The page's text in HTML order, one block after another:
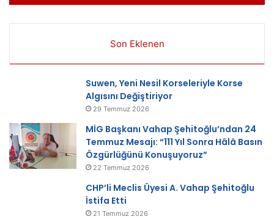
Son Eklenen
Suwen, Yeni Nesil Korseleriyle Korse
Algısını Değiştiriyor
29 Temmuz 2026
MİG Başkanı Vahap Şehitoğlu’ndan 24
Temmuz Mesajı: “111 Yıl Sonra Hâlâ Basın
Özgürlüğünü Konuşuyoruz”
22 Temmuz 2026
CHP’li Meclis Üyesi A. Vahap Şehitoğlu
İstifa Etti
21 Temmuz 2026